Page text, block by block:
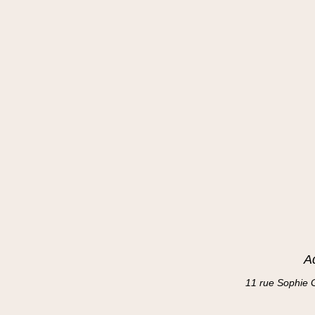
11 rue Sophie